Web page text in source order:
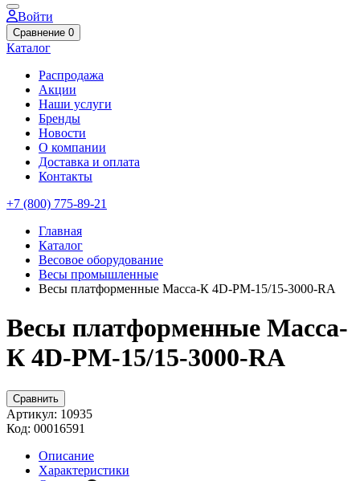
Войти
Сравнение 0
Каталог
Распродажа
Акции
Наши услуги
Бренды
Новости
О компании
Доставка и оплата
Контакты
+7 (800) 775-89-21
Главная
Каталог
Весовое оборудование
Весы промышленные
Весы платформенные Масса-К 4D-PM-15/15-3000-RA
Весы платформенные Масса-
К 4D-PM-15/15-3000-RA
Сравнить
Артикул: 10935
Код: 00016591
Описание
Характеристики